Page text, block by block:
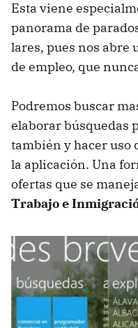
Esta viene
panorama de
lares, pues nos abre
de empleo, que
Podremos buscar
elaborar búsquedas
también y hacer uso
la aplicación. Una
ofertas que se
Trabajo e